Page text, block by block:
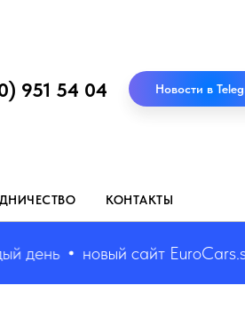
951 54 04 Новости в
КОНТАКТЫ
новый сайт EuroCars.su